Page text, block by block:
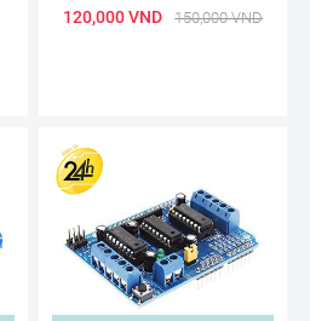
120,000 VND 150,000 VND